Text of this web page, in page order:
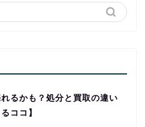
るかも？処分と買取の違い
ココ】